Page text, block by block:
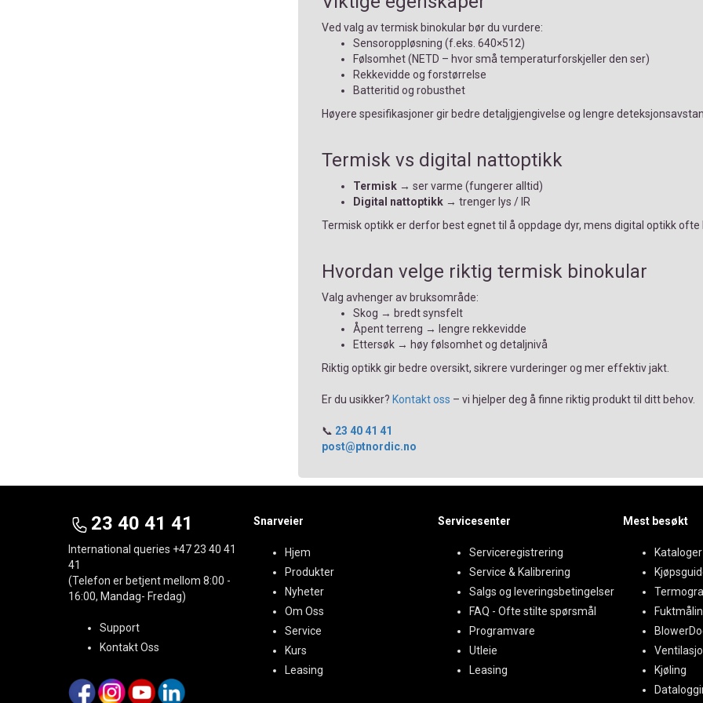
Ved valg av termisk binokular bør du vurdere:
Sensoroppløsning (f.eks. 640×512)
Følsomhet (NETD – hvor små temperaturforskjeller den ser)
Rekkevidde og forstørrelse
Batteritid og robusthet
Høyere spesifikasjoner gir bedre detaljgjengivelse og lengre
Termisk vs digital nattoptikk
Termisk→ ser varme (fungerer alltid)
Digital nattoptikk→ trenger lys / IR
Termisk optikk er derfor best egnet til å oppdage dyr, mens digital optikk ofte
Hvordan velge riktig termisk binokular
Valg avhenger av bruksområde:
Skog → bredt synsfelt
Åpent terreng → lengre rekkevidde
Ettersøk → høy følsomhet og detaljnivå
Riktig optikk gir bedre oversikt, sikrere vurderinger og mer effektiv jakt.
Er du usikker? Kontakt oss – vi hjelper deg å finne riktig produkt til ditt behov.
📞 23 40 41 41
post@ptnordic.no
23 40 41 41
International queries +47 23 40 41
41
(Telefon er betjent mellom 8:00 -
16:00, Mandag- Fredag)
Support
Kontakt Oss
Snarveier
Hjem
Produkter
Nyheter
Om Oss
Service
Kurs
Leasing
Servicesenter
Serviceregistrering
Service & Kalibrering
Salgs og leveringsbetingelser
FAQ - Ofte stilte spørsmål
Programvare
Utleie
Leasing
Mest besøkt
Kataloger
Kjøling